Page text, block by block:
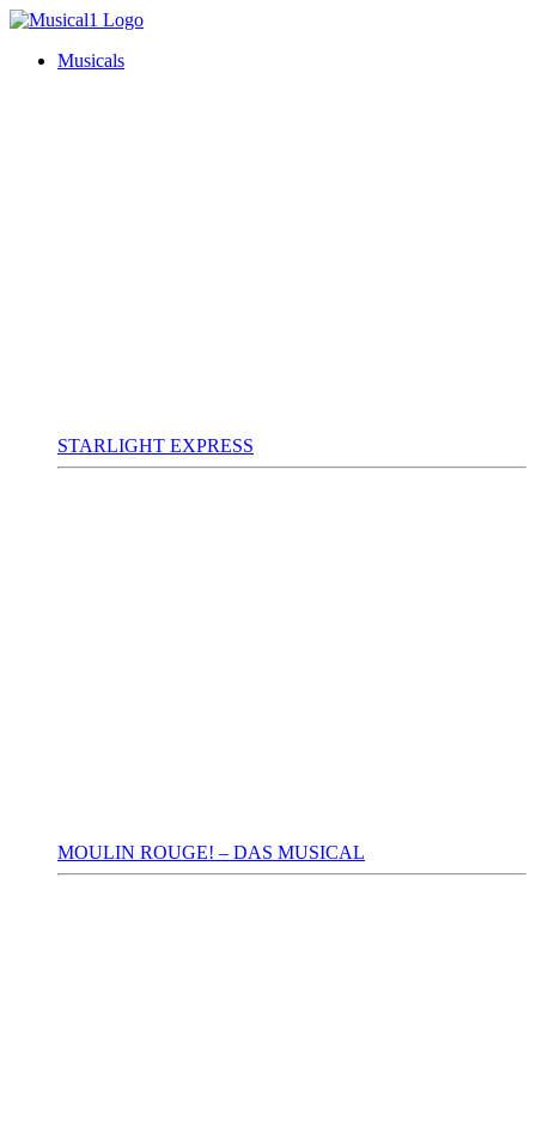
Musicals
STARLIGHT EXPRESS
MOULIN ROUGE! – DAS MUSICAL